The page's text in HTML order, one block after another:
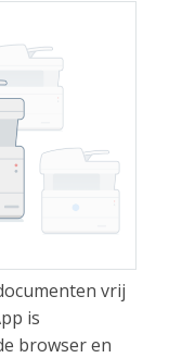
vrij
is
browser en